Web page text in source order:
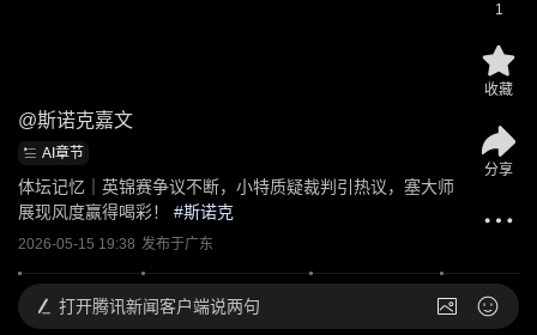
@斯诺克嘉文
AI章节
体坛记忆｜英锦赛争议不断，小特质疑裁判引热议，塞大师
展现风度赢得喝彩！
#斯诺克
2026-05-15 19:38 发布于广东
1
收藏
分享
打开腾讯新闻客户端说两句